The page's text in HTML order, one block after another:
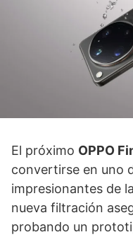
El próximo OPPO
convertirse en uno
impresionantes de
nueva filtración
probando un